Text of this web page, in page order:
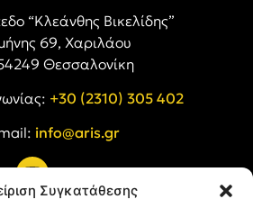
Συγκατάθεσης
“Κλεάνθης Βικελίδης”
69, Χαριλάου
Θεσσαλονίκη
+30 (2310) 305 402
info@aris.gr